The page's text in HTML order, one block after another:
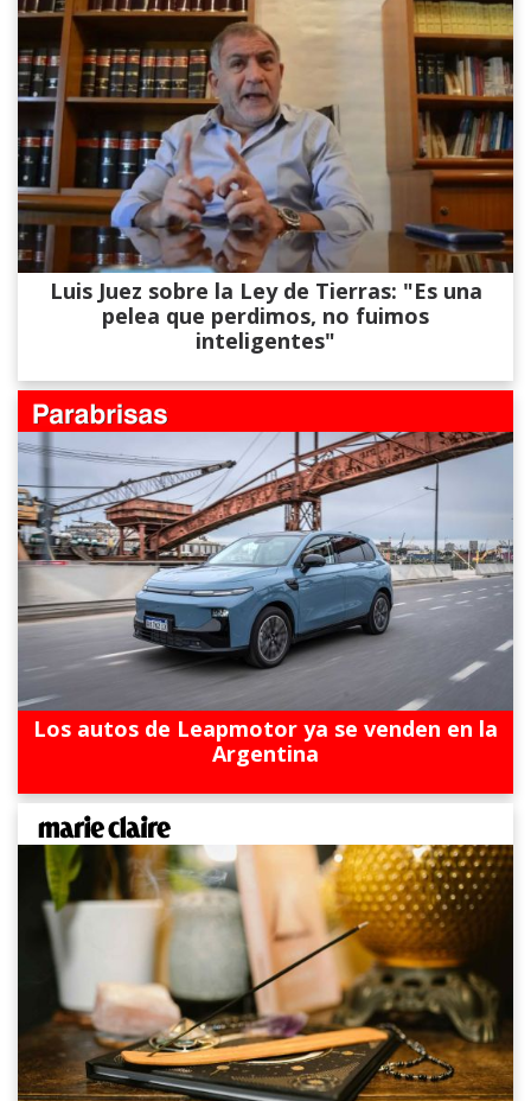
Luis Juez sobre la Ley de Tierras: "Es una
pelea que perdimos, no fuimos
inteligentes"
Los autos de Leapmotor ya se venden en la
Argentina